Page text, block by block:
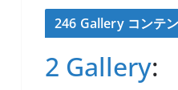
カ
イ246 Gallery コンテ
2 Gallery: